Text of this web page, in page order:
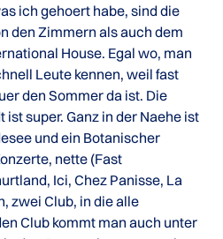
ich gehoert habe, sind die
den Zimmern als auch dem
House. Egal wo, man
Leute kennen, weil fast
den Sommer da ist. Die
super. Ganz in der Naehe ist
und ein Botanischer
nette (Fast
Ici, Chez Panisse, La
zwei Club, in die alle
Club kommt man auch unter